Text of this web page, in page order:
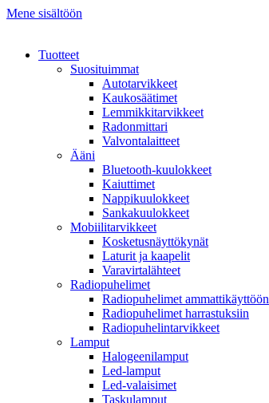
Mene sisältöön
Tuotteet
Suosituimmat
Autotarvikkeet
Kaukosäätimet
Lemmikkitarvikkeet
Radonmittari
Valvontalaitteet
Ääni
Bluetooth-kuulokkeet
Kaiuttimet
Nappikuulokkeet
Sankakuulokkeet
Mobiilitarvikkeet
Kosketusnäyttökynät
Laturit ja kaapelit
Varavirtalähteet
Radiopuhelimet
Radiopuhelimet ammattikäyttöön
Radiopuhelimet harrastuksiin
Radiopuhelintarvikkeet
Lamput
Halogeenilamput
Led-lamput
Led-valaisimet
Taskulamput